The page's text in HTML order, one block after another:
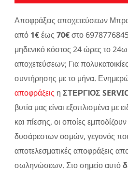
Αποφράξεις αποχετεύσεων
από 1€έως 70€στο
μηδενικό κόστος 24 ώρες το
αποχετεύσεων; Για
συντήρησης με το μήνα.
αποφράξεις η ΣΤΕΡΓΙΟΣ
βυτία μας είναι εξοπλισμένα με
και πίεσης, οι οποίες
δυσάρεστων οσμών, γεγονός
αποτελεσματικές αποφράξεις
σωληνώσεων. Στο σημείο αυτό